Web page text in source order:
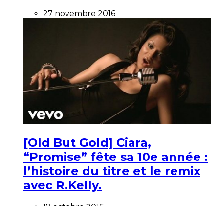
27 novembre 2016
[Old But Gold] Ciara,
“Promise” fête sa 10e année :
l’histoire du titre et le remix
avec R.Kelly.